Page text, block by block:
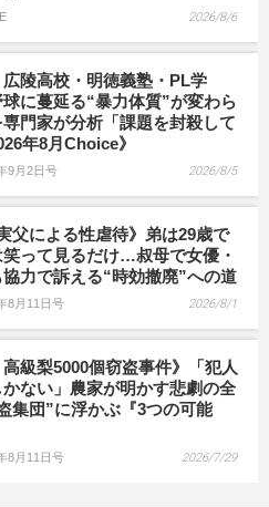
2026/8/6
広陵高校・明徳義塾・PL学
に蔓延る“暴力体質”が変わら
門家が分析「課題を封殺して
年8月Choice》
9月2日号 2026/8/5
父による性虐待》弟は29歳で
笑って見るだけ…叔母で女優・
力で訴える“時効撤廃”への道
8月11日号 2026/8/1
高級梨5000個窃盗事件》「犯人
ない」農家が明かす悲劇の全
集団”に浮かぶ『3つの可能
8月11日号 2026/7/29